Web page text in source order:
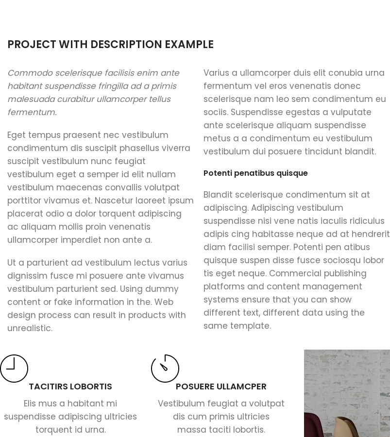
PROJECT WITH DESCRIPTION EXAMPLE
Commodo scelerisque facilisis enim ante
habitant suspendisse fringilla ad a primis
malesuada curabitur ullamcorper tellus
fermentum.
Eget tempus praesent nec vestibulum
condimentum dis suscipit phasellus viverra
suscipit vestibulum nunc feugiat
vestibulum eget a semper id elit nullam
vestibulum maecenas convallis volutpat
porttitor vivamus et. Nascetur laoreet ipsum
placerat odio a dolor torquent adipiscing
ac aliquam mollis proin venenatis
ullamcorper imperdiet non ante a.
Ut a parturient ad vestibulum lectus varius
dignissim fusce mi posuere ante vivamus
vestibulum parturient sed. Using dummy
content or fake information in the. Web
design process can result in products with
unrealistic.
Varius a ullamcorper duis elit conubia urna
fermentum vel eros venenatis donec
scelerisque nam leo sem condimentum eu
sociis. Suspendisse egestas a vulputate
ante scelerisque aliquam suspendisse
metus a a condimentum eu vestibulum
vestibulum dui posuere tincidunt blandit.
Potenti penatibus quisque
Blandit scelerisque condimentum sit at
adipiscing. Adipiscing vestibulum
suspendisse nisi vene natis iaculis ridiculus
adipis cing habitasse neque ad at hendrerit
diam facilisi semper. Potenti pen atibus
quisque suspen disse fusce sociosqu lobor
tis eget neque. Commercial publishing
platforms and content management
systems ensure that you can show
different text, different data using the
same template.
TACITIRS LOBORTIS
Elis mus a habitant mi
suspendisse adipiscing ultricies
torquent id urna.
POSUERE ULLAMCPER
Vestibulum feugiat a volutpat
dis cum primis ultricies
massa taciti lobortis.